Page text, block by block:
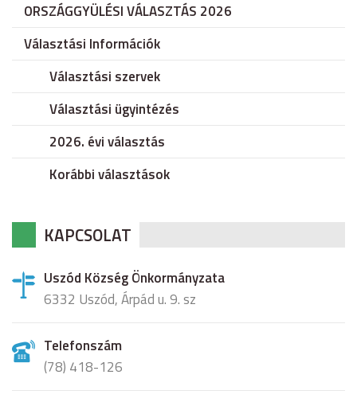
ORSZÁGGYÜLÉSI VÁLASZTÁS 2026
Választási Információk
Választási szervek
Választási ügyintézés
2026. évi választás
Korábbi választások
KAPCSOLAT
Uszód Község Önkormányzata
6332 Uszód, Árpád u. 9. sz
Telefonszám
(78) 418-126